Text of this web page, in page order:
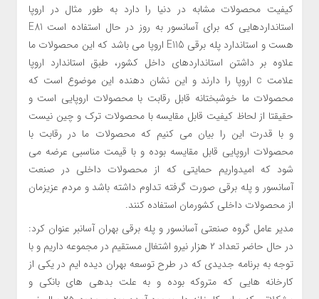
کیفیت محصولات مشابه در دنیا را دارد به طور مثال در اروپا
استانداردهایی که برای آسانسور به روز در حال استفاده است E81
هست و استاندارد پله برقی E115 اروپا می باشد که این محصولات ما
علاوه بر داشتن استانداردهای داخل کشور، طبق استاندارد اروپا
علامت c اروپا را دارند و این نشان دهنده این موضوع است که
محصولات ما خوشبختانه قابل رقابت با محصولات اروپایی است و
حقیقتا از لحاظ کیفیت قابل مقایسه با محصولات ترک و چین نیست
و با قدرت این را بیان می کنیم که محصولات ما در رقابت با
محصولات اروپایی قابل مقایسه بوده و با قیمت مناسبی عرضه می
شود که امیدواریم حمایتی که از محصولات داخلی در صنعت
آسانسور و پله برقی صورت گرفته تداوم داشته باشد و مردم عزیزمان
از محصولات داخلی کشورمان استفاده کنند.
مدیر عامل گروه صنعتی آسانسور و پله برقی بهران آسانبر عنوان کرد:
در حال حاضر تعداد ۲ هزار نیرو اشتغال مستقیم در مجموعه داریم و با
توجه به برنامه جدیدی که در طرح توسعه بهران دیده ایم در یکی از
کارخانه هایی که متروکه بوده و به علت بدهی های بانکی و